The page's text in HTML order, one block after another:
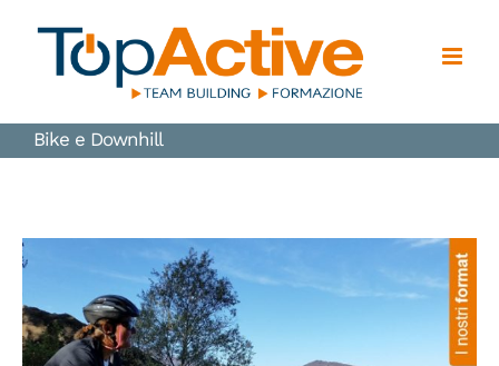
contenuto
Bike e Downhill